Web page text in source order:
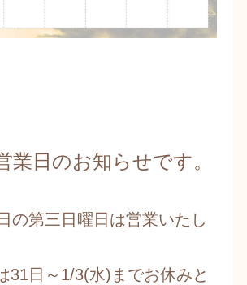
日のお知らせです。
の第三日曜日は営業いたし
31日～1/3(水)までお休みと